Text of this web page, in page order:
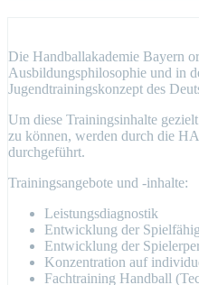
Die Handballakademie Bayern
Ausbildungsphilosophie und in
Jugendtrainingskonzept des
Um diese Trainingsinhalte
zu können, werden durch die
durchgeführt.
Trainingsangebote und -inhalte:
Leistungsdiagnostik
Entwicklung der
Entwicklung der
Konzentration auf
Fachtraining Handball